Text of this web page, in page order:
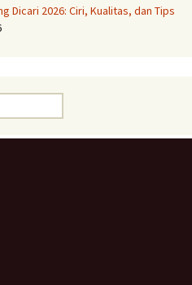
Dicari 2026: Ciri, Kualitas, dan Tips